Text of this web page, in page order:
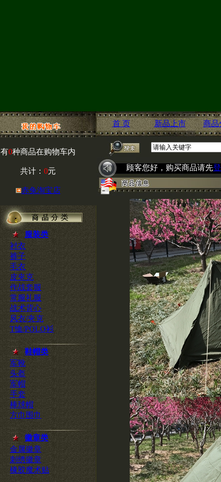
有0种商品在购物车内
共计： 0元
赤兔淘宝店
服装类
衬衣
裤子
毛衣
皮夹克
作战套服
常服礼服
战术背心
风衣/夹克
T恤/POLO衫
鞋帽类
军靴
头盔
军帽
手套
棒球帽
方巾围巾
徽章类
金属徽章
刺绣徽章
橡胶魔术贴
首 页 新品上市 商品
顾客您好，购买商品请先